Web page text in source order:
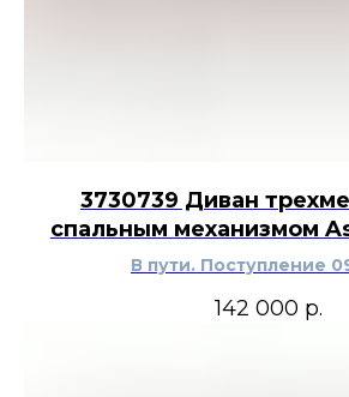
3730739 Диван
спальным механизмом
В пути. Поступление
142 000 р.